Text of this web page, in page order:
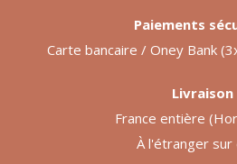
Paiements
Carte bancaire / Oney Bank
Livraison
France entière
À l'étranger sur